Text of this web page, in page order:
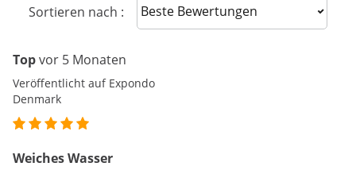
Sortieren nach : Sort reviews
Topvor 5 Monaten
Veröffentlicht auf Expondo
Denmark
Weiches Wasser